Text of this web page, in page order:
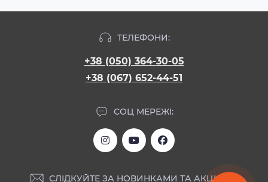
ТЕЛЕФОНИ:
+38 (050) 364-30-05
+38 (067) 652-44-51
СОЦ МЕРЕЖІ:
СЛІДКУЙТЕ ЗА НОВИНКАМИ ТА АКЦІЯМИ: